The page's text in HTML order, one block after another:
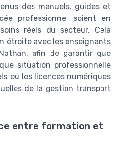
des manuels, guides et
professionnel soient en
réels du secteur. Cela
étroite avec les enseignants
afin de garantir que
situation professionnelle
ou les licences numériques
de la gestion transport
entre formation et